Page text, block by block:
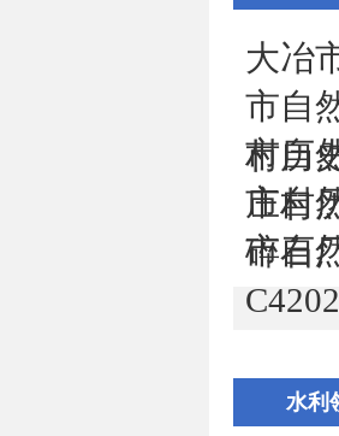
大冶
市自
村历
市自
庄村
市自
碎石
市自
水利